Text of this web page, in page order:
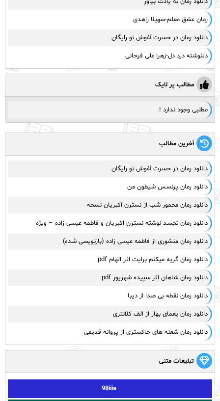
رمان عشق معلم-سهیلا زاهدی
دانلود رمان در حسرت آغوش تو رایگان
دلنوشته درد دل-زهرا علی فرحانی
مطالب پر لایک
مطلبی وجود ندارد !
آخرین مطالب
دانلود رمان در حسرت آغوش تو رایگان
دانلود رمان پرنسس شیطون من
دانلود رمان مخمور شب از نسترن اکبریان نسخه
دانلود رمان تجسد نوشته نسترن اکبریان و فاطمه عیسی زاده – ویژه
دانلود رمان منشوری از فاطمه عیسی زاده (بازنویسی شده)
دانلود رمان گریه میکنم برایت اثر الهام pdf
دانلود رمان شاهان اثر سپیده شهریور pdf
دانلود رمان نقطه بی صدا از دیبا
دانلود رمان یغمای بهار از الف کلانتری
دانلود رمان شعله های خاکستری از پروانه قدیمی
تبلیغات متنی
98iiia